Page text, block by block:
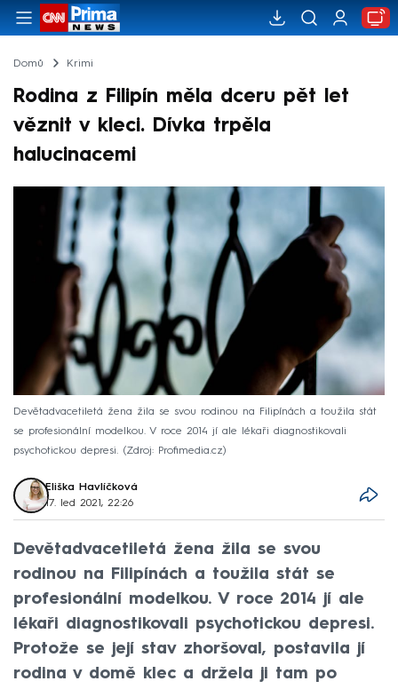
Domů Krimi
Rodina z Filipín měla dceru pět let
věznit v kleci. Dívka trpěla
halucinacemi
Devětadvacetiletá žena žila se svou rodinou na Filipínách a toužila stát
se profesionální modelkou. V roce 2014 jí ale lékaři diagnostikovali
psychotickou depresi.
Zdroj: Profimedia.cz
Eliška Havlíčková
17. led 2021, 22:26
Devětadvacetiletá žena žila se svou
rodinou na Filipínách a toužila stát se
profesionální modelkou. V roce 2014 jí ale
lékaři diagnostikovali psychotickou depresi.
Protože se její stav zhoršoval, postavila jí
rodina v domě klec a držela ji tam po